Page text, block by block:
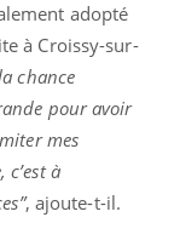
adopté
à Croissy-sur-
chance
pour avoir
mes
à
, ajoute-t-il.